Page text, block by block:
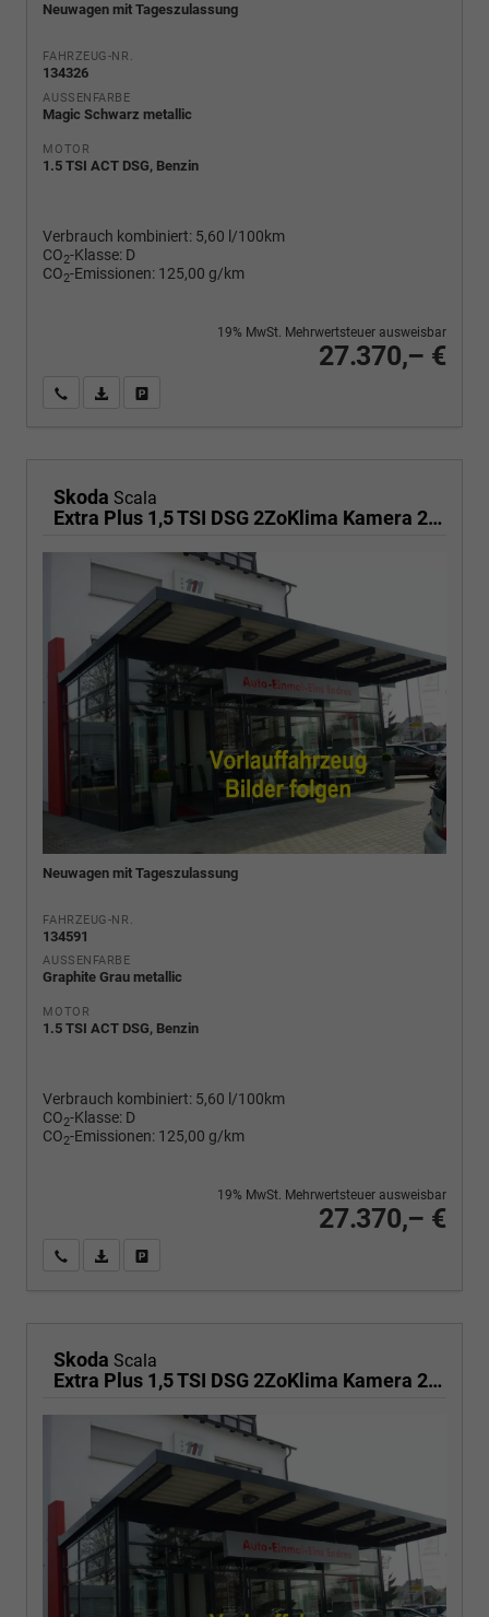
Neuwagen mit Tageszulassung
FAHRZEUG-NR.
134326
AUSSENFARBE
Magic Schwarz metallic
MOTOR
1.5 TSI ACT DSG, Benzin
Verbrauch kombiniert: 5,60 l/100km
CO2-Klasse: D
CO2-Emissionen: 125,00 g/km
27.370,– €
19% MwSt. Mehrwertsteuer ausweisbar
Wir rufen Sie anPDF-Fahrzeugexposé drucken
Skoda Scala
Extra Plus 1,5 TSI DSG 2ZoKlima Kamera 2 x PDC Sitzheizung 5j Garantie Dig Cockpit
Neuwagen mit Tageszulassung
FAHRZEUG-NR.
134591
AUSSENFARBE
Graphite Grau metallic
MOTOR
1.5 TSI ACT DSG, Benzin
Verbrauch kombiniert: 5,60 l/100km
CO2-Klasse: D
CO2-Emissionen: 125,00 g/km
27.370,– €
19% MwSt. Mehrwertsteuer ausweisbar
Wir rufen Sie anPDF-Fahrzeugexposé drucken
Skoda Scala
Extra Plus 1,5 TSI DSG 2ZoKlima Kamera 2 x PDC Sitzheizung 5j Garantie Dig Cockpit